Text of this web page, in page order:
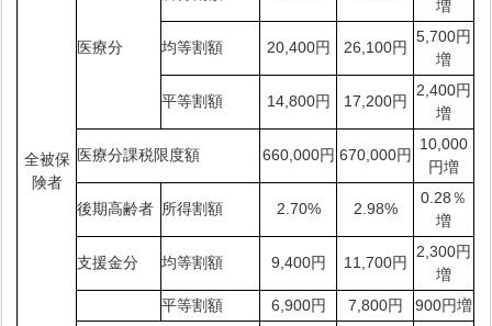
全被保
険者
医療分
増
均等割額 20,400円 26,100円
5,700円
増
平等割額 14,800円 17,200円
2,400円
増
医療分課税限度額 660,000円 670,000円
10,000
円増
後期高齢者 所得割額 2.70% 2.98%
0.28％
増
支援金分 均等割額 9,400円 11,700円
2,300円
増
平等割額
6,900円 7,800円
900円増